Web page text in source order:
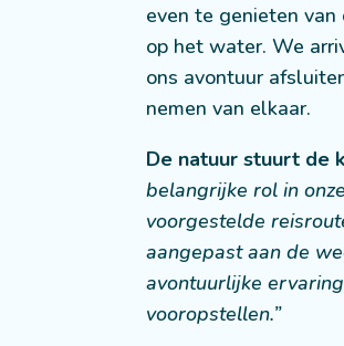
even te genieten
op het water. We
ons avontuur
nemen van elkaar.
De natuur stuurt de
belangrijke rol in
voorgestelde
aangepast aan de
avontuurlijke
vooropstellen.”